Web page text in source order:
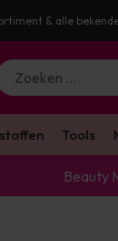
v.a. €100 excl. BTW
Tools
Beauty